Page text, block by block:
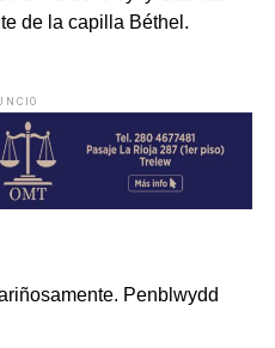
de la capilla Béthel.
Penblwydd